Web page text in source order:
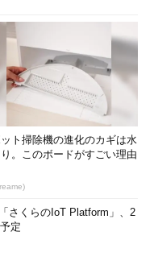
ット掃除機の進化のカギは水
。このボードがすごい理由
さくらのIoT Platform」、2
定